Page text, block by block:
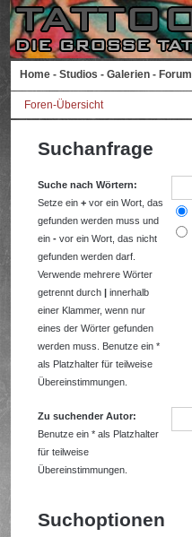
Home - Studios - Galerien - Forum
Foren-Übersicht
Suchanfrage
Suche nach Wörtern:
Setze ein+ vor ein Wort, das
gefunden werden muss und
ein- vor ein Wort, das nicht
gefunden werden darf.
Verwende mehrere Wörter
getrennt durch| innerhalb
einer Klammer, wenn nur
eines der Wörter gefunden
werden muss. Benutze ein *
als Platzhalter für teilweise
Übereinstimmungen.
Zu suchender Autor:
Benutze ein * als Platzhalter
für teilweise
Übereinstimmungen.
Suchoptionen